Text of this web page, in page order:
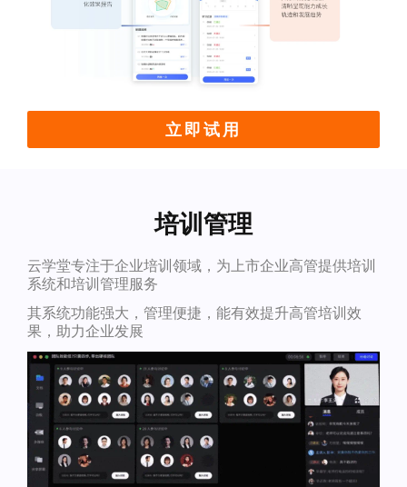
立即试用
培训管理
云学堂专注于企业培训领域，为上市企业高管提供培训
系统和培训管理服务
其系统功能强大，管理便捷，能有效提升高管培训效
果，助力企业发展